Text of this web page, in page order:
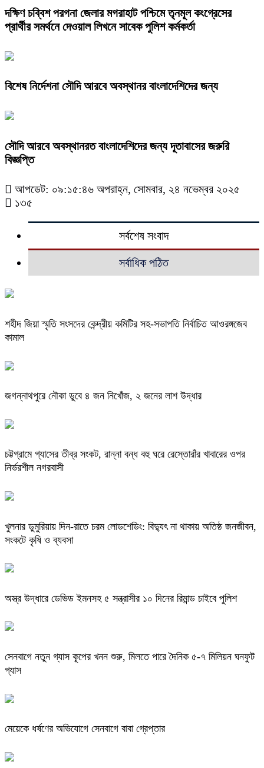
দক্ষিণ চব্বিশ পরগনা জেলার মগরাহাট পশ্চিমে তৃনমূল কংগ্রেসের
প্রার্থীর সমর্থনে দেওয়াল লিখনে সাবেক পুলিশ কর্মকর্তা
বিশেষ নির্দেশনা সৌদি আরবে অবস্থানর বাংলাদেশিদের জন্য
সৌদি আরবে অবস্থানরত বাংলাদেশিদের জন্য দূতাবাসের জরুরি
বিজ্ঞপ্তি
আপডেট: ০৯:১৫:৪৬ অপরাহ্ন, সোমবার, ২৪ নভেম্বর ২০২৫
১৩৫
সর্বশেষ সংবাদ
সর্বাধিক পঠিত
শহীদ জিয়া স্মৃতি সংসদের কেন্দ্রীয় কমিটির সহ-সভাপতি নির্বাচিত আওরঙ্গজেব
কামাল
জগন্নাথপুরে নৌকা ডুবে ৪ জন নিখোঁজ, ২ জনের লাশ উদ্ধার
চট্টগ্রামে গ্যাসের তীব্র সংকট, রান্না বন্ধ বহু ঘরে রেস্তোরাঁর খাবারের ওপর
নির্ভরশীল নগরবাসী
খুলনার ডুমুরিয়ায় দিন-রাতে চরম লোডশেডিং: বিদ্যুৎ না থাকায় অতিষ্ঠ জনজীবন,
সংকটে কৃষি ও ব্যবসা
অস্ত্র উদ্ধারে ডেভিড ইমনসহ ৫ সন্ত্রাসীর ১০ দিনের রিমান্ড চাইবে পুলিশ
সেনবাগে নতুন গ্যাস কূপের খনন শুরু, মিলতে পারে দৈনিক ৫-৭ মিলিয়ন ঘনফুট
গ্যাস
মেয়েকে ধর্ষণের অভিযোগে সেনবাগে বাবা গ্রেপ্তার